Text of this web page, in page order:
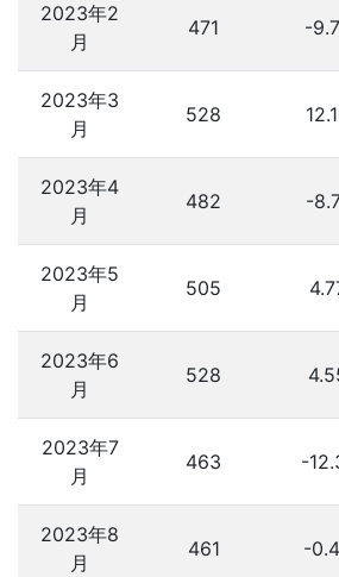
2023年2
月
471 -
2023年3
月
528
2023年4
月
482 -
2023年5
月
505
2023年6
月
528
2023年7
月
463 -
2023年8
月
461 -